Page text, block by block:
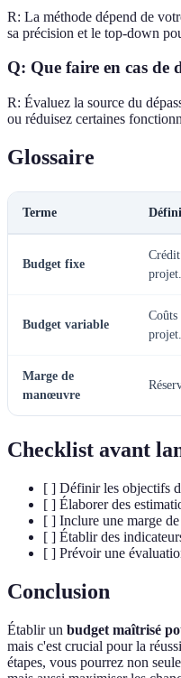
R: La méthode dépend de
sa précision et le top-down
Q: Que faire en cas de
R: Évaluez la source du
ou réduisez certaines
Glossaire
Terme
Budget fixe
projet.
Budget variable
Coûts
projet.
Marge de
manœuvre
Checklist avant
[ ] Définir les objectifs
[ ] Élaborer des
[ ] Inclure une marge
[ ] Établir des
[ ] Prévoir une
Conclusion
Établir un budget maîtrisé
mais c'est crucial pour la
étapes, vous pourrez non